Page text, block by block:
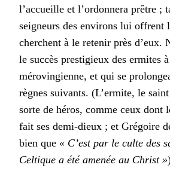
l’accueille et l’ordonnera prêtre ;
seigneurs des environs lui offrent
cherchent à le retenir près d’eux.
le succès prestigieux des ermites
mérovingienne, et qui se
règnes suivants. (L’ermite, le
sorte de héros, comme ceux dont
fait ses demi-dieux ; et Grégoire
bien que « C’est par le culte des
Celtique a été amenée au Christ »